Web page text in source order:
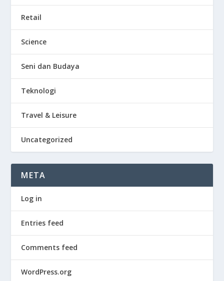
Retail
Science
Seni dan Budaya
Teknologi
Travel & Leisure
Uncategorized
META
Log in
Entries feed
Comments feed
WordPress.org